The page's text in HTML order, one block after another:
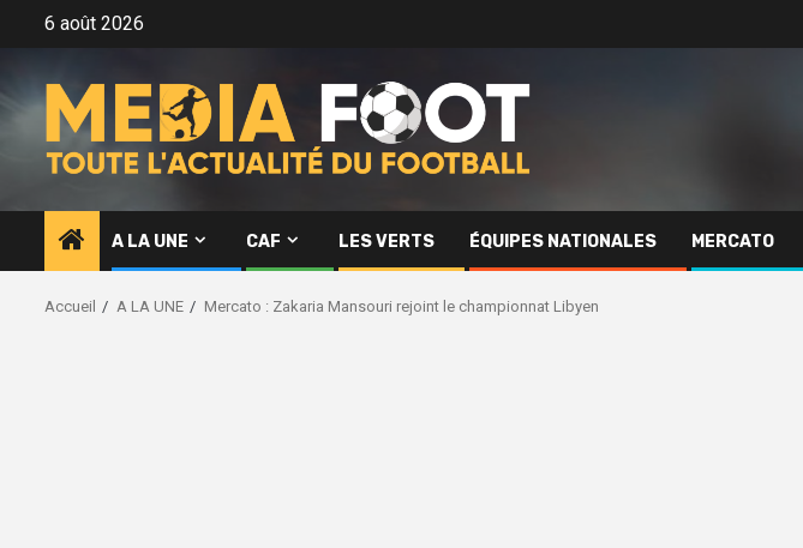
6 août 2026
A LA UNE CAF LES VERTS ÉQUIPES NATIONALES MERCATO
Accueil A LA UNE Mercato : Zakaria Mansouri rejoint le championnat Libyen